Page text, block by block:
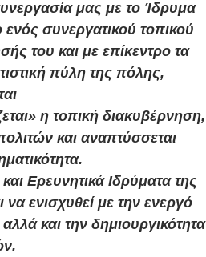
μας με το Ίδρυμα
συνεργατικού τοπικού
του και με επίκεντρο τα
πύλη της πόλης,
η τοπική διακυβέρνηση,
και αναπτύσσεται
Ερευνητικά Ιδρύματα της
ενισχυθεί με την ενεργό
και την δημιουργικότητα